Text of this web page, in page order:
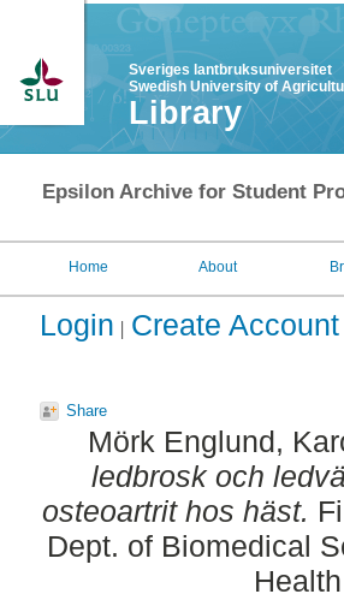
Sveriges lantbruksuniversitet
Swedish University of
Library
Epsilon Archive for Student
Home About
Login Create Account
Share
Mörk Englund,
ledbrosk och
osteoartrit hos häst.
Dept. of Biomedical